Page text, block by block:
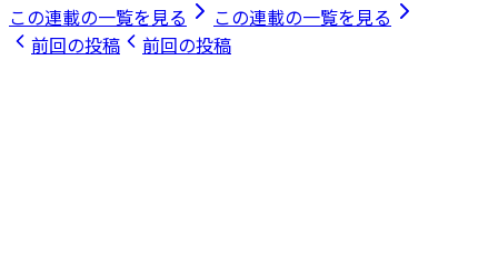
この連載の一覧を見る
この連載の一覧を見る
前回の投稿
前回の投稿